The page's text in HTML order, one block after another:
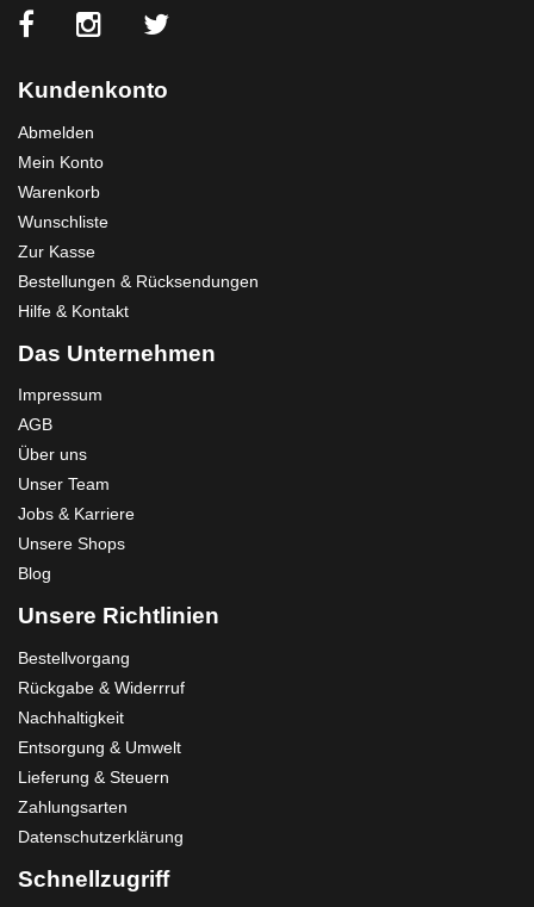
Kundenkonto
Abmelden
Mein Konto
Warenkorb
Wunschliste
Zur Kasse
Bestellungen & Rücksendungen
Hilfe & Kontakt
Das Unternehmen
Impressum
AGB
Über uns
Unser Team
Jobs & Karriere
Unsere Shops
Blog
Unsere Richtlinien
Bestellvorgang
Rückgabe & Widerrruf
Nachhaltigkeit
Entsorgung & Umwelt
Lieferung & Steuern
Zahlungsarten
Datenschutzerklärung
Schnellzugriff